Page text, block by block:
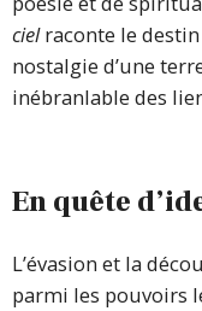
cielraconte le destin
nostalgie d’une
inébranlable des
En quête
L’évasion et la
parmi les pouvoirs